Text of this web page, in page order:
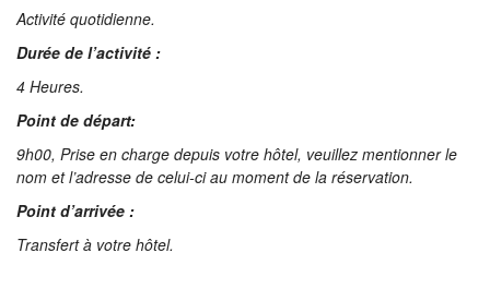
Activité quotidienne.
Durée de l’activité :
4 Heures.
Point de départ:
9h00, Prise en charge depuis votre hôtel, veuillez mentionner le
nom et l’adresse de celui-ci au moment de la réservation.
Point d’arrivée :
Transfert à votre hôtel.